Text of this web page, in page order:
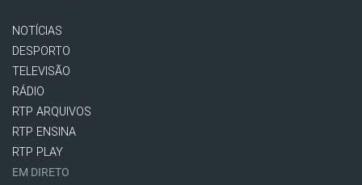
NOTÍCIAS
DESPORTO
TELEVISÃO
RÁDIO
RTP ARQUIVOS
RTP ENSINA
RTP PLAY
EM DIRETO